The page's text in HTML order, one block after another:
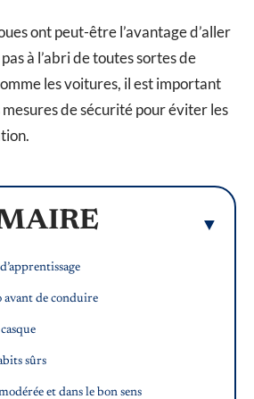
ont peut-être l’avantage d’aller
à l’abri de toutes sortes de
les voitures, il est important
de sécurité pour éviter les
avant de conduire
sûrs
et dans le bon sens